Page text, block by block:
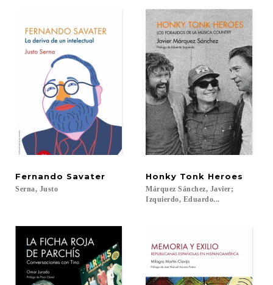
Fernando Savater
Serna, Justo
Honky Tonk Heroes
Márquez Sánchez, Javier;
Izquierdo, Eduardo...